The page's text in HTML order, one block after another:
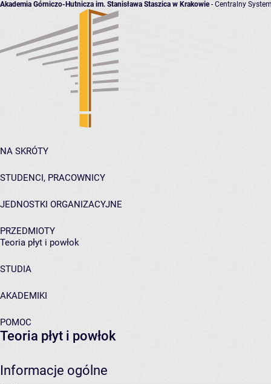
Akademia Górniczo-Hutnicza im. Stanisława Staszica w Krakowie- Centralny
NA SKRÓTY
STUDENCI, PRACOWNICY
JEDNOSTKI ORGANIZACYJNE
PRZEDMIOTY
Teoria płyt i powłok
STUDIA
AKADEMIKI
POMOC
Teoria płyt i powłok
Informacje ogólne